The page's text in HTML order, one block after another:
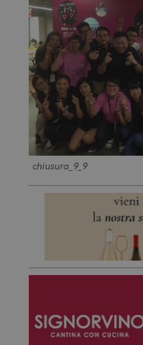
chiusura_9_9